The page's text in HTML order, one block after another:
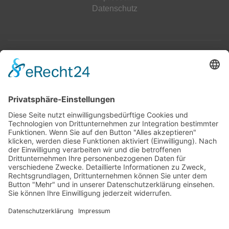
Datenschutz
Jahrescharts
Top 100
Hot 50
Top Neueinsteiger
Highscores